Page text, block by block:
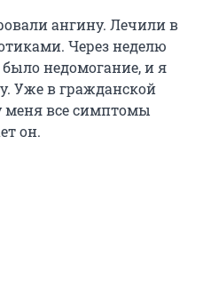
ангину. Лечили в
Через неделю
недомогание, и я
Уже в гражданской
меня все симптомы
он.